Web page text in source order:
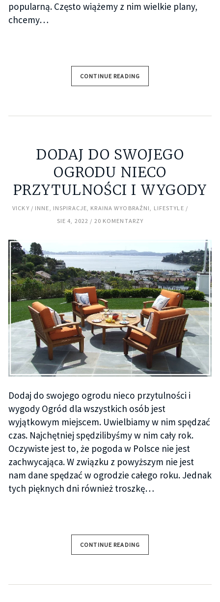
popularną. Często wiążemy z nim wielkie plany,
chcemy…
CONTINUE READING
DODAJ DO SWOJEGO
OGRODU NIECO
PRZYTULNOŚCI I WYGODY
VICKY INNE, INSPIRACJE, KRAINA WYOBRAŹNI, LIFESTYLE
SIE 4, 2022
20 KOMENTARZY
Dodaj do swojego ogrodu nieco przytulności i
wygody Ogród dla wszystkich osób jest
wyjątkowym miejscem. Uwielbiamy w nim spędzać
czas. Najchętniej spędzilibyśmy w nim cały rok.
Oczywiste jest to, że pogoda w Polsce nie jest
zachwycająca. W związku z powyższym nie jest
nam dane spędzać w ogrodzie całego roku. Jednak
tych pięknych dni również troszkę…
CONTINUE READING